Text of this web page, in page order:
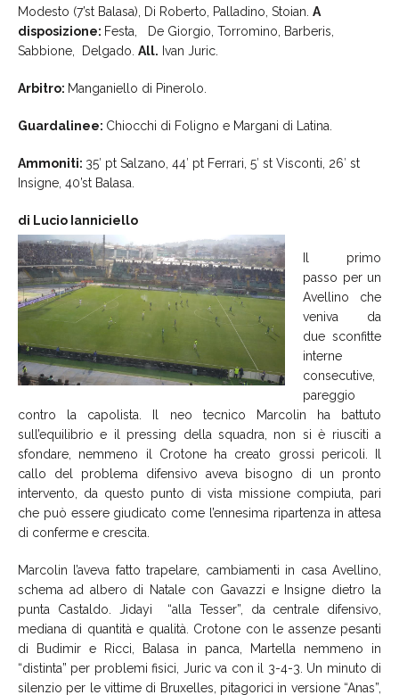
Modesto (7’st Balasa), Di Roberto, Palladino, Stoian. A
disposizione: Festa, De Giorgio, Torromino, Barberis,
Sabbione, Delgado. All. Ivan Juric.
Arbitro: Manganiello di Pinerolo.
Guardalinee: Chiocchi di Foligno e Margani di Latina.
Ammoniti: 35′ pt Salzano, 44′ pt Ferrari, 5′ st Visconti, 26′ st
Insigne, 40’st Balasa.
di Lucio Ianniciello
Il primo
passo per un
Avellino che
veniva da
due sconfitte
interne
consecutive,
pareggio
contro la capolista. Il neo tecnico Marcolin ha battuto
sull’equilibrio e il pressing della squadra, non si è riusciti a
sfondare, nemmeno il Crotone ha creato grossi pericoli. Il
callo del problema difensivo aveva bisogno di un pronto
intervento, da questo punto di vista missione compiuta, pari
che può essere giudicato come l’ennesima ripartenza in attesa
di conferme e crescita.
Marcolin l’aveva fatto trapelare, cambiamenti in casa Avellino,
schema ad albero di Natale con Gavazzi e Insigne dietro la
punta Castaldo. Jidayi “alla Tesser”, da centrale difensivo,
mediana di quantità e qualità. Crotone con le assenze pesanti
di Budimir e Ricci, Balasa in panca, Martella nemmeno in
“distinta” per problemi fisici, Juric va con il 3-4-3. Un minuto di
silenzio per le vittime di Bruxelles, pitagorici in versione “Anas”,